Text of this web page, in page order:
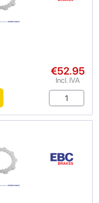
€52.95
Incl. IVA